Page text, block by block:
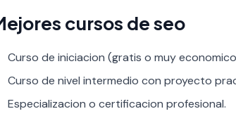
cursos de seo
Curso de iniciacion (gratis o muy
Curso de nivel intermedio con proyecto
Especializacion o certificacion profesional.